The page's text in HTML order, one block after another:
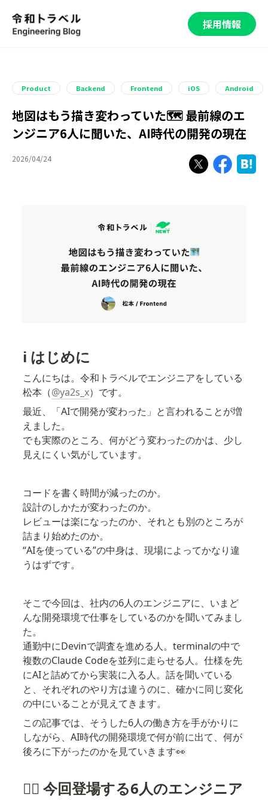
採用情報
Product Backend Frontend iOS Android
地図はもう描き変わっていた🗺️ 最前線のエ
ンジニア6人に聞いた、AI時代の開発の現在
2026/04/24
ℹ️ はじめに
こんにちは。令和トラベルでエンジニアをしている
松本（@ya2s_x）です。
最近、「AIで開発が変わった」と言われることが増
えました。
でも実際のところ、何がどう変わったのかは、少し
見えにくい気がしています。
コードを書く時間が減ったのか。
設計のしかたが変わったのか。
レビューは楽になったのか、それとも別のところが
詰まり始めたのか。
“AIを使っている”の中身は、現場によってかなり違
うはずです。
そこで今回は、社内の6人のエンジニアに、いまど
んな開発環境で仕事をしているのかを聞いてみまし
た。
通勤中にDevinで調査を進める人。terminalの中で
複数のClaude Codeを並列に走らせる人。仕様を先
にAIと詰めてから実装に入る人。話を聞いている
と、それぞれのやり方は違うのに、確かに同じ変化
の中にいることが見えてきます。
この記事では、そうした6人の働き方を手がかりに
しながら、AI時代の開発環境で何が前に出て、何が
後ろに下がったのかを見ていきます👀
🏃‍♂️ 今回登場する6人のエンジニア